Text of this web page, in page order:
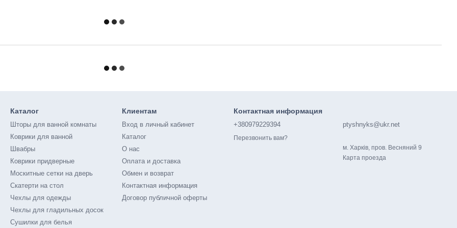
Каталог
Шторы для ванной комнаты
Коврики для ванной
Швабры
Коврики придверные
Москитные сетки на дверь
Скатерти на стол
Чехлы для одежды
Чехлы для гладильных досок
Сушилки для белья
Клиентам
Вход в личный кабинет
Каталог
О нас
Оплата и доставка
Обмен и возврат
Контактная информация
Договор публичной оферты
Контактная информация
+380979229394
Перезвонить вам?
ptyshnyks@ukr.net
м. Харків, пров. Весняний 9
Карта проезда